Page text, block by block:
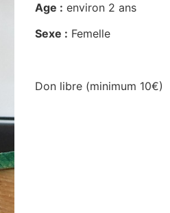
Age : environ 2 ans
Sexe : Femelle
Don libre (minimum 10€)